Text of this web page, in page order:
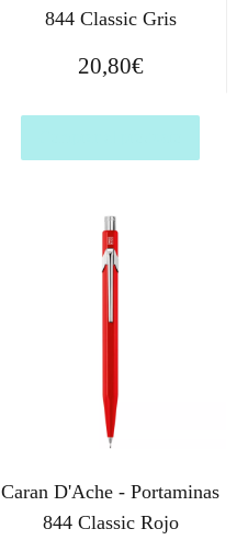
844 Classic Gris
20,80€
Caran D'Ache - Portaminas
844 Classic Rojo